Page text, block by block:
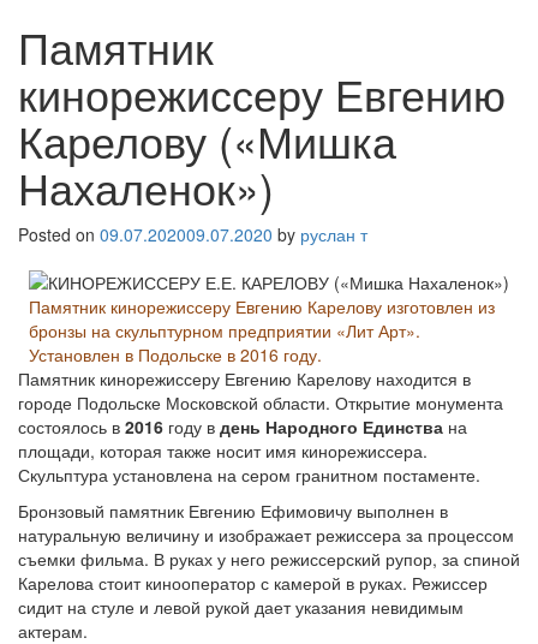
Памятник
кинорежиссеру Евгению
Карелову («Мишка
Нахаленок»)
Posted on 09.07.202009.07.2020 by руслан т
Памятник кинорежиссеру Евгению Карелову изготовлен из
бронзы на скульптурном предприятии «Лит Арт».
Установлен в Подольске в 2016 году.
Памятник кинорежиссеру Евгению Карелову находится в
городе Подольске Московской области. Открытие монумента
состоялось в 2016 году в день Народного Единства на
площади, которая также носит имя кинорежиссера.
Скульптура установлена на сером гранитном постаменте.
Бронзовый памятник Евгению Ефимовичу выполнен в
натуральную величину и изображает режиссера за процессом
съемки фильма. В руках у него режиссерский рупор, за спиной
Карелова стоит кинооператор с камерой в руках. Режиссер
сидит на стуле и левой рукой дает указания невидимым
актерам.